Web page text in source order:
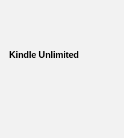
Kindle Unlimited